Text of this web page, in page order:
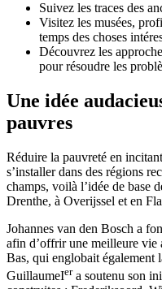
Suivez les traces des
Visitez les musées,
temps des choses
Découvrez les
pour résoudre les
Une idée
pauvres
Réduire la pauvreté en
s’installer dans des régions
champs, voilà l’idée de base
Drenthe, à Overijssel et en
Johannes van den Bosch a
afin d’offrir une meilleure vie
Bas, qui englobait également
GuillaumeIera soutenu son